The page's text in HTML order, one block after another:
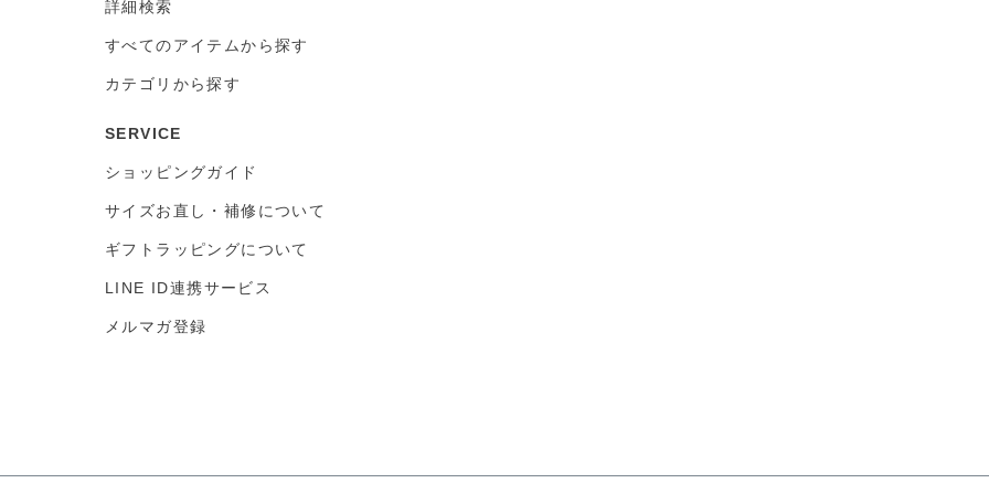
詳細検索
すべてのアイテムから探す
カテゴリから探す
SERVICE
ショッピングガイド
サイズお直し・補修について
ギフトラッピングについて
LINE ID連携サービス
メルマガ登録